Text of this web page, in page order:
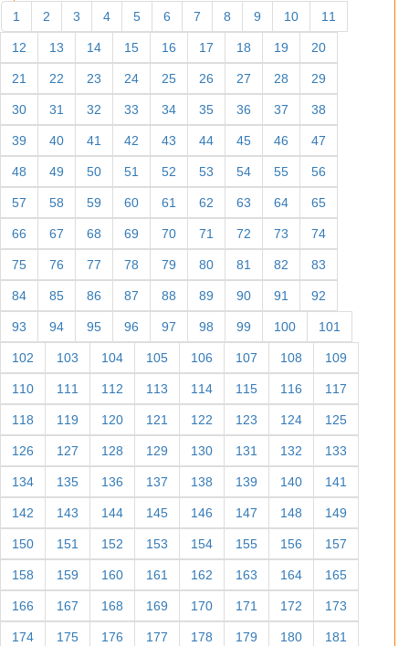
1 2 3 4 5 6 7 8 9 10 11
12 13 14 15 16 17 18 19 20
21 22 23 24 25 26 27 28 29
30 31 32 33 34 35 36 37 38
39 40 41 42 43 44 45 46 47
48 49 50 51 52 53 54 55 56
57 58 59 60 61 62 63 64 65
66 67 68 69 70 71 72 73 74
75 76 77 78 79 80 81 82 83
84 85 86 87 88 89 90 91 92
93 94 95 96 97 98 99 100 101
102 103 104 105 106 107 108 109
110 111 112 113 114 115 116 117
118 119 120 121 122 123 124 125
126 127 128 129 130 131 132 133
134 135 136 137 138 139 140 141
142 143 144 145 146 147 148 149
150 151 152 153 154 155 156 157
158 159 160 161 162 163 164 165
166 167 168 169 170 171 172 173
174 175 176 177 178 179 180 181